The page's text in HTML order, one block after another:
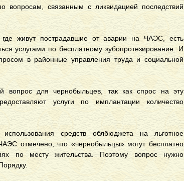
вопросам, связанным с ликвидацией последствий
живут пострадавшие от аварии на ЧАЭС, есть
услугами по бесплатному зубопротезирование. И
в районные управления труда и социальной
вопрос для чернобыльцев, так как спрос на эту
услуги по имплантации количество
средств облбюджета на льготное
отмечено, что «чернобыльцы» могут бесплатно
по месту жительства. Поэтому вопрос нужно